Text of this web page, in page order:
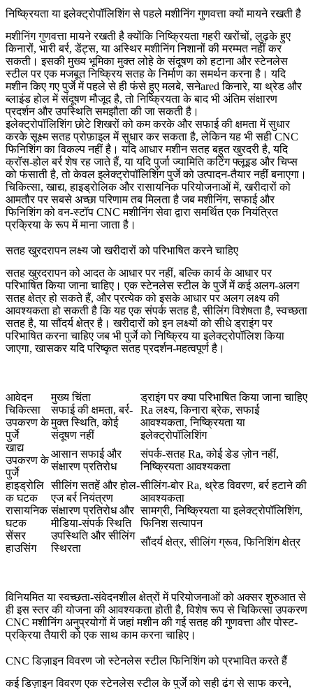
निष्क्रियता या इलेक्ट्रोपॉलिशिंग से पहले मशीनिंग गुणवत्ता क्यों मायने रखती है
मशीनिंग गुणवत्ता मायने रखती है क्योंकि निष्क्रियता गहरी खरोंचों, लुढ़के हुए
किनारों, भारी बर्र, डेंट्स, या अस्थिर मशीनिंग निशानों की मरम्मत नहीं कर
सकती। इसकी मुख्य भूमिका मुक्त लोहे के संदूषण को हटाना और स्टेनलेस
स्टील पर एक मजबूत निष्क्रिय सतह के निर्माण का समर्थन करना है। यदि
मशीन किए गए पुर्जे में पहले से ही फंसे हुए मलबे, सनेared किनारे, या थ्रेड और
ब्लाइंड होल में संदूषण मौजूद है, तो निष्क्रियता के बाद भी अंतिम संक्षारण
प्रदर्शन और उपस्थिति समझौता की जा सकती है।
इलेक्ट्रोपॉलिशिंग छोटे शिखरों को कम करके और सफाई की क्षमता में सुधार
करके सूक्ष्म सतह प्रोफ़ाइल में सुधार कर सकता है, लेकिन यह भी सही CNC
फिनिशिंग का विकल्प नहीं है। यदि आधार मशीन सतह बहुत खुरदरी है, यदि
क्रॉस-होल बर्र शेष रह जाते हैं, या यदि पुर्जा ज्यामिति कटिंग फ्लूइड और चिप्स
को फंसाती है, तो केवल इलेक्ट्रोपॉलिशिंग पुर्जे को उत्पादन-तैयार नहीं बनाएगा।
चिकित्सा, खाद्य, हाइड्रोलिक और रासायनिक परियोजनाओं में, खरीदारों को
आमतौर पर सबसे अच्छा परिणाम तब मिलता है जब मशीनिंग, सफाई और
फिनिशिंग कोवन-स्टॉप CNC मशीनिंग सेवाद्वारा समर्थित एक नियंत्रित
प्रक्रिया के रूप में माना जाता है।
सतह खुरदरापन लक्ष्य जो खरीदारों को परिभाषित करने चाहिए
सतह खुरदरापन को आदत के आधार पर नहीं, बल्कि कार्य के आधार पर
परिभाषित किया जाना चाहिए। एक स्टेनलेस स्टील के पुर्जे में कई अलग-अलग
सतह क्षेत्र हो सकते हैं, और प्रत्येक को इसके आधार पर अलग लक्ष्य की
आवश्यकता हो सकती है कि यह एक संपर्क सतह है, सीलिंग विशेषता है, स्वच्छता
सतह है, या सौंदर्य क्षेत्र है। खरीदारों को इन लक्ष्यों को सीधे ड्राइंग पर
परिभाषित करना चाहिए जब भी पुर्जे को निष्क्रिय या इलेक्ट्रोपॉलिश किया
जाएगा, खासकर यदि परिष्कृत सतह प्रदर्शन-महत्वपूर्ण है।
आवेदन मुख्य चिंता
ड्राइंग पर क्या परिभाषित किया जाना चाहिए
चिकित्सा
उपकरण के
पुर्जे
सफाई की क्षमता, बर्र-
मुक्त स्थिति, कोई
संदूषण नहीं
Ra लक्ष्य, किनारा ब्रेक, सफाई
आवश्यकता, निष्क्रियता या
इलेक्ट्रोपॉलिशिंग
खाद्य
उपकरण के
पुर्जे
आसान सफाई और
संक्षारण प्रतिरोध
संपर्क-सतह Ra, कोई डेड ज़ोन नहीं,
निष्क्रियता आवश्यकता
हाइड्रोलि
क घटक
सीलिंग सतहें और होल-
एज बर्र नियंत्रण
सीलिंग-बोर Ra, थ्रेड विवरण, बर्र हटाने की
आवश्यकता
रासायनिक
घटक
संक्षारण प्रतिरोध और
मीडिया-संपर्क स्थिति
सामग्री, निष्क्रियता या इलेक्ट्रोपॉलिशिंग,
फिनिश सत्यापन
सेंसर
हाउसिंग
उपस्थिति और सीलिंग
स्थिरता
सौंदर्य क्षेत्र, सीलिंग ग्रूव, फिनिशिंग क्षेत्र
विनियमित या स्वच्छता-संवेदनशील क्षेत्रों में परियोजनाओं को अक्सर शुरुआत से
ही इस स्तर की योजना की आवश्यकता होती है, विशेष रूप सेचिकित्सा उपकरण
CNC मशीनिंगअनुप्रयोगों में जहां मशीन की गई सतह की गुणवत्ता और पोस्ट-
प्रक्रिया तैयारी को एक साथ काम करना चाहिए।
CNC डिज़ाइन विवरण जो स्टेनलेस स्टील फिनिशिंग को प्रभावित करते हैं
कई डिज़ाइन विवरण एक स्टेनलेस स्टील के पुर्जे को सही ढंग से साफ करने,